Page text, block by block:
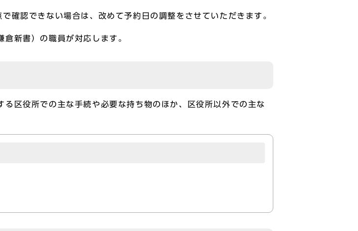
確認できない場合は、改めて予約日の調整をさせていただきます。
新書）の職員が対応します。
る区役所での主な手続や必要な持ち物のほか、区役所以外での主な